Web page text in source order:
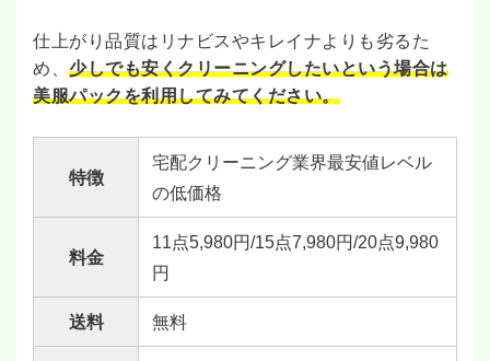
仕上がり品質はリナビスやキレイナよりも劣るた
め、 少しでも安くクリーニングしたいという場合は
美服パックを利用してみてください。
特徴
宅配クリーニング業界最安値レベル
の低価格
料金
11点5,980円/15点7,980円/20点9,980
円
送料 無料